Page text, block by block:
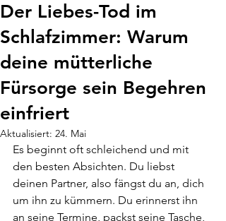
Der Liebes-Tod im
Schlafzimmer: Warum
deine mütterliche
Fürsorge sein Begehren
einfriert
Aktualisiert: 24. Mai
Es beginnt oft schleichend und mit
den besten Absichten. Du liebst
deinen Partner, also fängst du an, dich
um ihn zu kümmern. Du erinnerst ihn
an seine Termine, packst seine Tasche,